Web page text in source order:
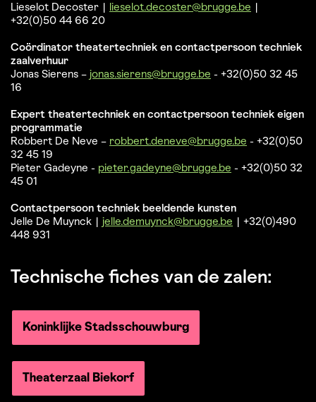
Lieselot Decoster |
lieselot.decoster@brugge.be
+32(0)50 44 66 20
Coördinator theatertechniek en contactpersoon techniek
zaalverhuur
Jonas Sierens – jonas.sierens@brugge.be - +32(0)50 32 45
16
Expert theatertechniek en contactpersoon techniek eigen
programmatie
Robbert De Neve – robbert.deneve@brugge.be - +32(0)50
32 45 19
Pieter Gadeyne - pieter.gadeyne@brugge.be - +32(0)50 32
45 01
Contactpersoon techniek beeldende kunsten
Jelle De Muynck | jelle.demuynck@brugge.be | +32(0)490
448 931
Technische fiches van de zalen:
Koninklijke Stadsschouwburg
Theaterzaal Biekorf